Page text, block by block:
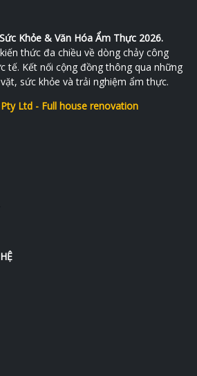
Khỏe & Văn Hóa Ẩm Thực 2026.
thức đa chiều về dòng chảy công
tế. Kết nối cộng đồng thông qua những
sức khỏe và trải nghiệm ẩm thực.
Ltd - Full house renovation